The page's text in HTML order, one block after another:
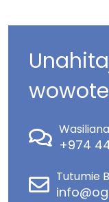
Wasiliana
+974
Tutumie